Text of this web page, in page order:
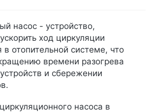
насос - устройство,
ход циркуляции
в отопительной системе, что
времени разогрева
и сбережении
насоса в